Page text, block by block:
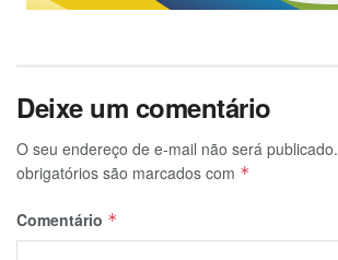
Deixe um comentário
O seu endereço de e-mail não será publicado.
obrigatórios são marcados com *
Comentário *